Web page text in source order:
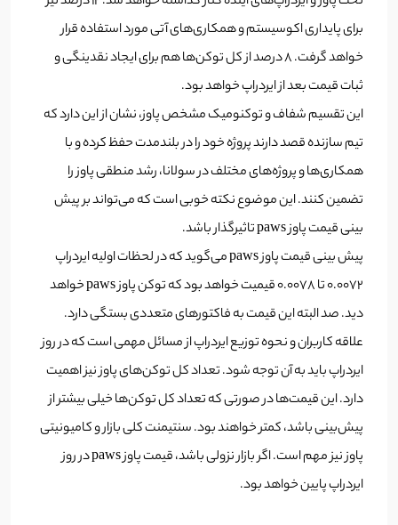
برای پایداری اکوسیستم و همکاری‌های آتی مورد استفاده قرار
خواهد گرفت. 8 درصد از کل توکن‌ها هم برای ایجاد نقدینگی و
ثبات قیمت بعد از ایردراپ خواهد بود.
این تقسیم شفاف و توکنومیک مشخص پاوز، نشان از این دارد که
تیم سازنده قصد دارند پروژه خود را در بلندمدت حفظ کرده و با
همکاری‌ها و پروژه‌های مختلف در سولانا، رشد منطقی پاوز را
تضمین کنند. این موضوع نکته خوبی است که می‌تواند بر پیش
بینی قیمت پاوز paws تاثیرگذار باشد.
پیش بینی قیمت پاوز paws می‌گوید که در لحظات اولیه ایردراپ
0.0072 تا 0.0078 قیمیت خواهد بود که توکن پاوز paws خواهد
دید. صد البته این قیمت به فاکتورهای متعددی بستگی دارد.
علاقه کاربران و نحوه توزیع ایردراپ از مسائل مهمی است که در روز
ایردراپ باید به آن توجه شود. تعداد کل توکن‌های پاوز نیز اهمیت
دارد. این قیمت‌ها در صورتی که تعداد کل توکن‌ها خیلی بیشتر از
پیش‌بینی باشد، کمتر خواهند بود. سنتیمنت کلی بازار و کامیونیتی
پاوز نیز مهم است. اگر بازار نزولی باشد، قیمت پاوز paws در روز
ایردراپ پایین خواهد بود.